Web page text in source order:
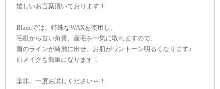
嬉しいお言葉頂いております！
Blancでは、特殊なWAXを使用し、
毛根から古い角質、産毛を一気に取れますので、
眉のラインが綺麗に出せ、お肌がワントーン明るくなります♪
眉メイクも簡単になります！
是非、一度お試しください～！